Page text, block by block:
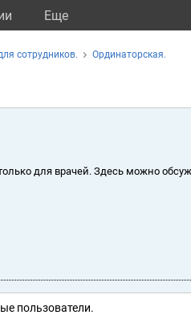
Eще
сотрудников. Ординаторская.
для врачей. Здесь можно
пользователи.